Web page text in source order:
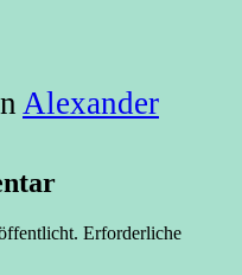
Alexander
Erforderliche